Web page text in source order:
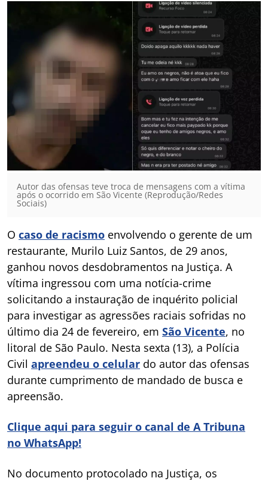
Autor das ofensas teve troca de mensagens com a vítima
após o ocorrido em São Vicente (Reprodução/Redes
Sociais)
O caso de racismo envolvendo o gerente de um
restaurante, Murilo Luiz Santos, de 29 anos,
ganhou novos desdobramentos na Justiça. A
vítima ingressou com uma notícia-crime
solicitando a instauração de inquérito policial
para investigar as agressões raciais sofridas no
último dia 24 de fevereiro, em São Vicente, no
litoral de São Paulo. Nesta sexta (13), a Polícia
Civil apreendeu o celular do autor das ofensas
durante cumprimento de mandado de busca e
apreensão.
Clique aqui para seguir o canal de A Tribuna
no WhatsApp!
No documento protocolado na Justiça, os